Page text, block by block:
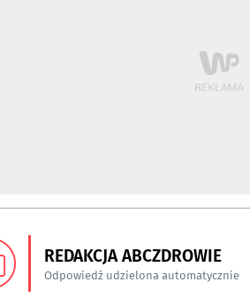
REDAKCJA ABCZDROWIE
Odpowiedź udzielona automatycznie